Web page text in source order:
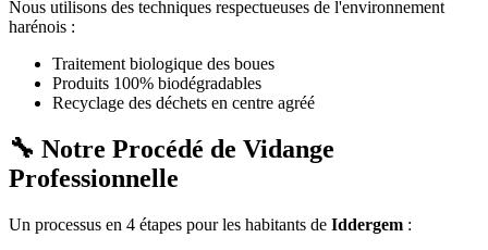
Nous utilisons des techniques respectueuses de l'environnement
harénois :
Traitement biologique des boues
Produits 100% biodégradables
Recyclage des déchets en centre agréé
🔧 Notre Procédé de Vidange
Professionnelle
Un processus en 4 étapes pour les habitants de Iddergem :